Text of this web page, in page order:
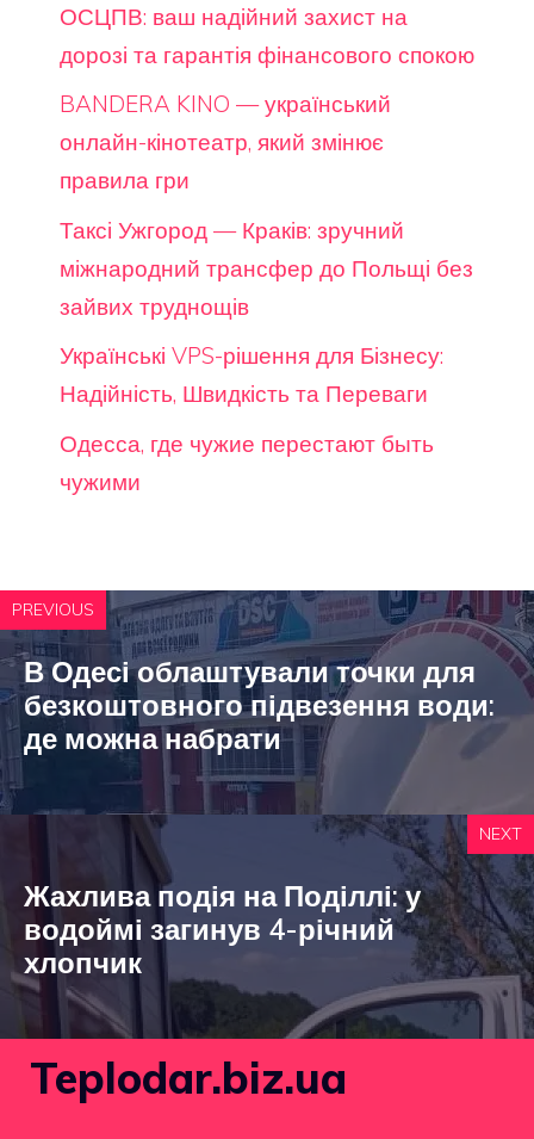
ОСЦПВ: ваш надійний захист на
дорозі та гарантія фінансового спокою
BANDERA KINO — український
онлайн-кінотеатр, який змінює
правила гри
Таксі Ужгород — Краків: зручний
міжнародний трансфер до Польщі без
зайвих труднощів
Українські VPS-рішення для Бізнесу:
Надійність, Швидкість та Переваги
Одесса, где чужие перестают быть
чужими
PREVIOUS
В Одесі облаштували точки для
безкоштовного підвезення води:
де можна набрати
NEXT
Жахлива подія на Поділлі: у
водоймі загинув 4-річний
хлопчик
Teplodar.biz.ua